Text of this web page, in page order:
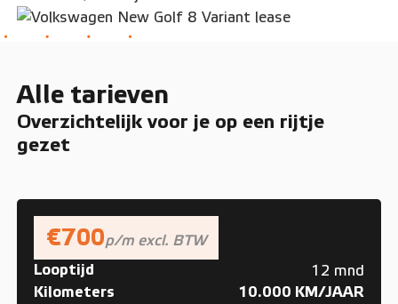
Alle tarieven
Overzichtelijk voor je op een rijtje
gezet
€700p/m excl. BTW
Looptijd
12 mnd
Kilometers 10.000 KM/JAAR